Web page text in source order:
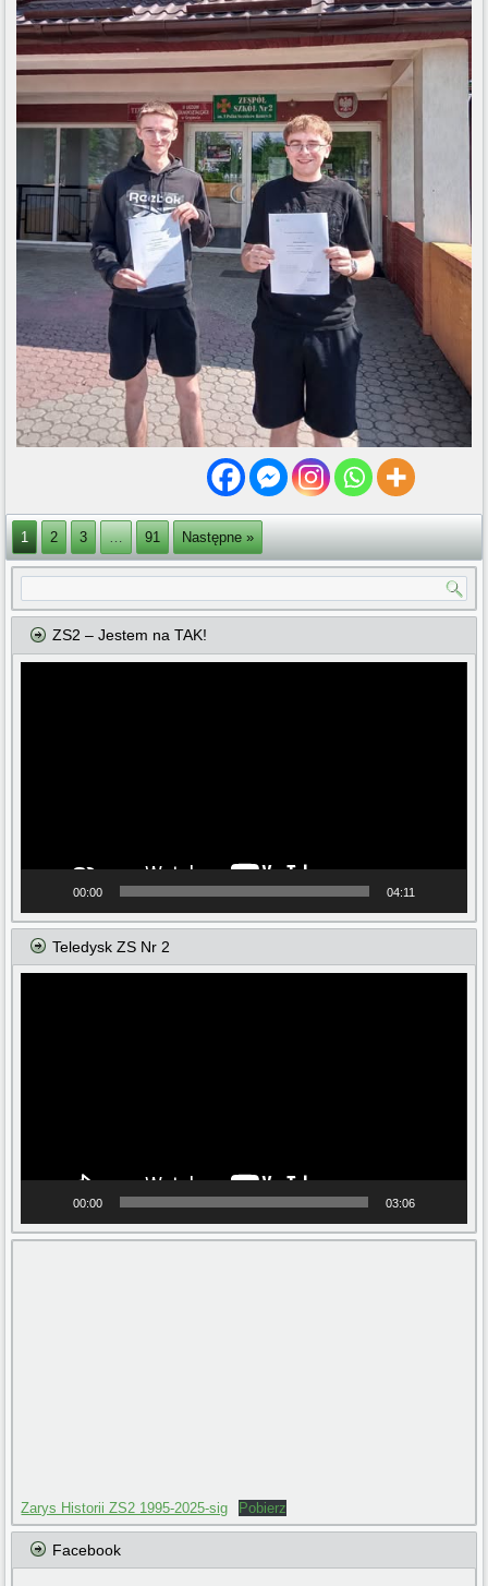
1 2 3 … 91 Następne »
ZS2 – Jestem na TAK!
00:00 04:11
Teledysk ZS Nr 2
00:00 03:06
Zarys Historii ZS2 1995-2025-sig Pobierz
Facebook